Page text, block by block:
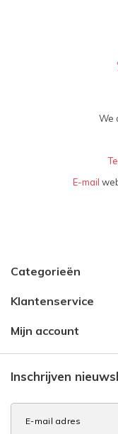
We
E-mail
Categorieën
Klantenservice
Mijn account
Inschrijven